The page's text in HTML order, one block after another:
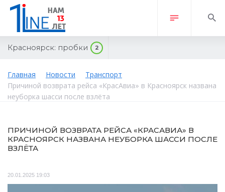
Красноярск: пробки 2
Главная Новости
Транспорт
Причиной возврата рейса «КрасАвиа» в Красноярск названа
неуборка шасси после взлёта
ПРИЧИНОЙ ВОЗВРАТА РЕЙСА «КРАСАВИА» В
КРАСНОЯРСК НАЗВАНА НЕУБОРКА ШАССИ ПОСЛЕ
ВЗЛЁТА
20.01.2025 19:03